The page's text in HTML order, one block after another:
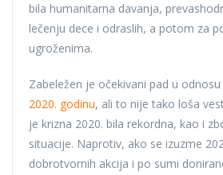
bila humanitarna davanja,
lečenju dece i odraslih, a potom za
ugroženima.
Zabeležen je očekivani pad u odnosu
2020. godinu, ali to nije tako loša
je krizna 2020. bila rekordna, kao i
situacije. Naprotiv, ako se izuzme
dobrotvornih akcija i po sumi